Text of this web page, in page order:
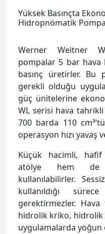
Yüksek Basınçta
Hidropnömatik
Werner Weitner
pompalar 5 bar hava
basınç üretirler. Bu
gerekli olduğu
güç ünitelerine
WL serisi hava
700 barda 110
operasyon hızı yavaş
Küçük hacimli, hafif
atölye hem de
kullanılabilirler.
kullanıldığı
gerektirmezler.
hidrolik kriko,
uygulamalarda yoğun